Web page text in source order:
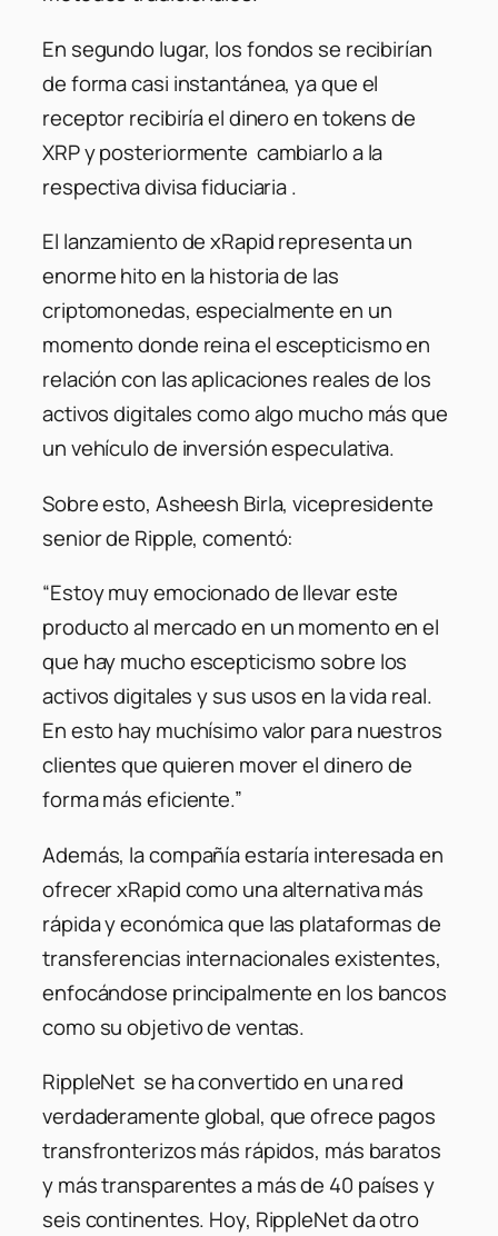
En segundo lugar, los fondos se recibirían
de forma casi instantánea, ya que el
receptor recibiría el dinero en tokens de
XRP y posteriormente cambiarlo a la
respectiva divisa fiduciaria .
El lanzamiento de xRapid representa un
enorme hito en la historia de las
criptomonedas, especialmente en un
momento donde reina el escepticismo en
relación con las aplicaciones reales de los
activos digitales como algo mucho más que
un vehículo de inversión especulativa.
Sobre esto, Asheesh Birla, vicepresidente
senior de Ripple, comentó:
“Estoy muy emocionado de llevar este
producto al mercado en un momento en el
que hay mucho escepticismo sobre los
activos digitales y sus usos en la vida real.
En esto hay muchísimo valor para nuestros
clientes que quieren mover el dinero de
forma más eficiente.”
Además, la compañía estaría interesada en
ofrecer xRapid como una alternativa más
rápida y económica que las plataformas de
transferencias internacionales existentes,
enfocándose principalmente en los bancos
como su objetivo de ventas.
RippleNet se ha convertido en una red
verdaderamente global, que ofrece pagos
transfronterizos más rápidos, más baratos
y más transparentes a más de 40 países y
seis continentes. Hoy, RippleNet da otro